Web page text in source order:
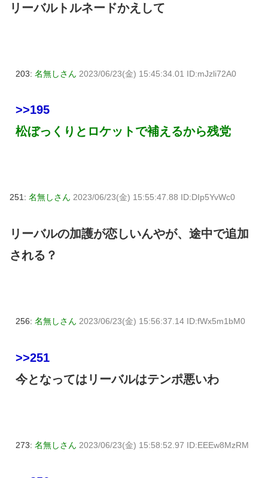
リーバルトルネードかえして
203: 名無しさん 2023/06/23(金) 15:45:34.01 ID:mJzli72A0
>>195
松ぼっくりとロケットで補えるから残党
251: 名無しさん 2023/06/23(金) 15:55:47.88 ID:DIp5YvWc0
リーバルの加護が恋しいんやが、途中で追加
される？
256: 名無しさん 2023/06/23(金) 15:56:37.14 ID:fWx5m1bM0
>>251
今となってはリーバルはテンポ悪いわ
273: 名無しさん 2023/06/23(金) 15:58:52.97 ID:EEEw8MzRM